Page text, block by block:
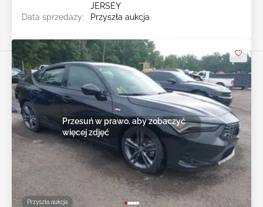
JERSEY
Data sprzedaży:
Przyszła aukcja
Przyszła aukcja
Przesuń w prawo, aby zobaczyć
więcej zdjęć